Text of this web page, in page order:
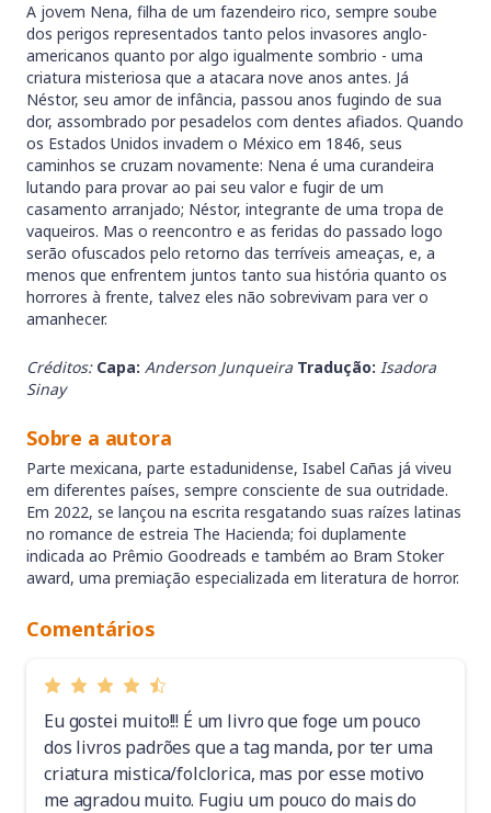
A jovem Nena, filha de um fazendeiro rico, sempre soube
dos perigos representados tanto pelos invasores anglo-
americanos quanto por algo igualmente sombrio - uma
criatura misteriosa que a atacara nove anos antes. Já
Néstor, seu amor de infância, passou anos fugindo de sua
dor, assombrado por pesadelos com dentes afiados. Quando
os Estados Unidos invadem o México em 1846, seus
caminhos se cruzam novamente: Nena é uma curandeira
lutando para provar ao pai seu valor e fugir de um
casamento arranjado; Néstor, integrante de uma tropa de
vaqueiros. Mas o reencontro e as feridas do passado logo
serão ofuscados pelo retorno das terríveis ameaças, e, a
menos que enfrentem juntos tanto sua história quanto os
horrores à frente, talvez eles não sobrevivam para ver o
amanhecer.
Créditos: Capa: Anderson Junqueira Tradução: Isadora
Sinay
Sobre a autora
Parte mexicana, parte estadunidense, Isabel Cañas já viveu
em diferentes países, sempre consciente de sua outridade.
Em 2022, se lançou na escrita resgatando suas raízes latinas
no romance de estreia The Hacienda; foi duplamente
indicada ao Prêmio Goodreads e também ao Bram Stoker
award, uma premiação especializada em literatura de horror.
Comentários
Eu gostei muito!!! É um livro que foge um pouco
dos livros padrões que a tag manda, por ter uma
criatura mistica/folclorica, mas por esse motivo
me agradou muito. Fugiu um pouco do mais do